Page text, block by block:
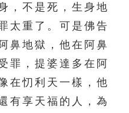
，不是死，生身地
太重了。可是佛告
鼻地獄，他在阿鼻
罪，提婆達多在阿
在忉利天一樣，他
有享天福的人，為